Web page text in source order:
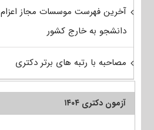
آخرین فهرست موسسات مجاز اعزام
دانشجو به خارج کشور
مصاحبه با رتبه های برتر دکتری
آزمون دکتری ۱۴۰۴